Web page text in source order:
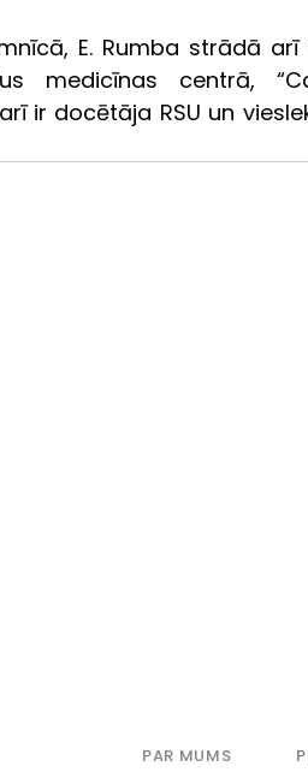
E. Rumba strādā
medicīnas centrā,
ir docētāja RSU un
PAR MUMS